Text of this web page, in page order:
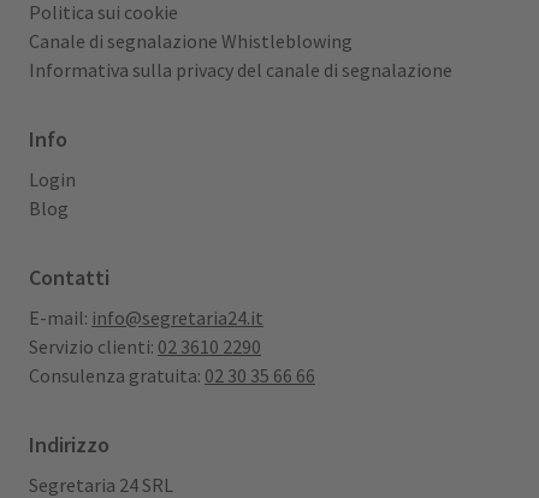
Politica sui cookie
Canale di segnalazione Whistleblowing
Informativa sulla privacy del canale di segnalazione
Info
Login
Blog
Contatti
E-mail: info@segretaria24.it
Servizio clienti: 02 3610 2290
Consulenza gratuita: 02 30 35 66 66
Indirizzo
Segretaria 24 SRL